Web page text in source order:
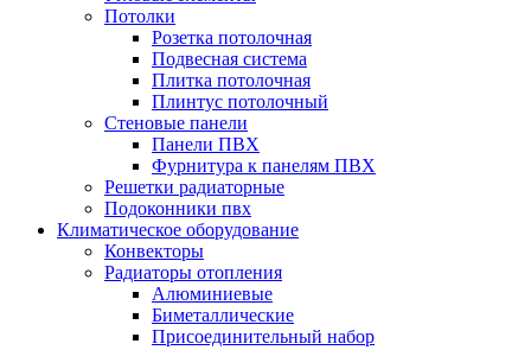
Потолки
Розетка потолочная
Подвесная система
Плитка потолочная
Плинтус потолочный
Стеновые панели
Панели ПВХ
Фурнитура к панелям ПВХ
Решетки радиаторные
Подоконники пвх
Климатическое оборудование
Конвекторы
Радиаторы отопления
Алюминиевые
Биметаллические
Присоединительный набор